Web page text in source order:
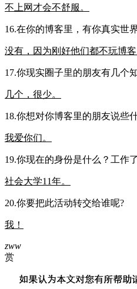
不上网才会不舒服。
16.在你的博客里，有你真实世
没有，因为刚好他们都不玩博
17.你现实圈子里的朋友有几个
几个，很少。
18.你想对你博客里的朋友说些
我爱你们。
19.你现在的身份是什么？工作
社会大学11年。
20.你要把此活动转交给谁呢?
我！
zww
赏